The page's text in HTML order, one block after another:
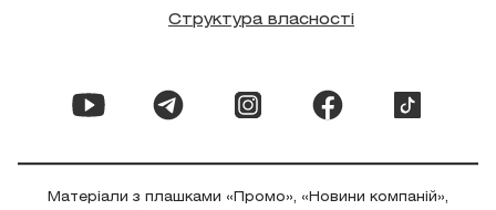
Структура власності
Матеріали з плашками «Промо», «Новини компаній»,